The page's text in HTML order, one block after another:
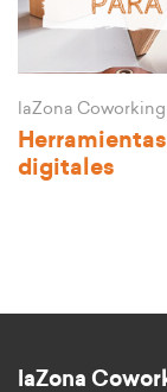
laZona Coworking
digitales
laZona